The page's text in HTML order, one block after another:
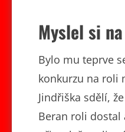
Myslel si na
Bylo mu teprve
konkurzu na roli
Jindřiška sdělí,
Beran roli dostal